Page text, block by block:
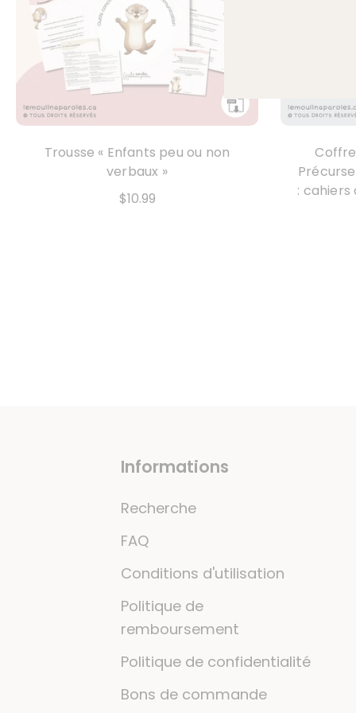
Trousse « Enfants peu ou non
verbaux »
$10.99
: cahiers
Informations
Recherche
FAQ
Conditions d'utilisation
Politique de
remboursement
Politique de confidentialité
Bons de commande